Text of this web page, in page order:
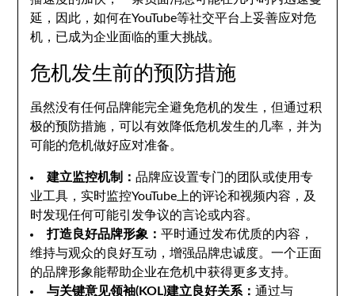
延，因此，如何在YouTube等社交平台上妥善应对危
机，已成为企业面临的重大挑战。
危机发生前的预防措施
虽然没有任何品牌能完全避免危机的发生，但通过积
极的预防措施，可以有效降低危机发生的几率，并为
可能的危机做好应对准备。
建立监控机制：品牌应设置专门的团队或使用专
业工具，实时监控YouTube上的评论和视频内容，及
时发现任何可能引发争议的言论或内容。
打造良好品牌形象：平时通过发布优质的内容，
维持与观众的良好互动，增强品牌忠诚度。一个正面
的品牌形象能帮助企业在危机中获得更多支持。
与关键意见领袖(KOL)建立良好关系：通过与